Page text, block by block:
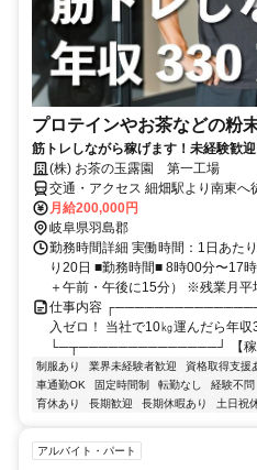
プロテインやお茶などの粉
筋トレしながら稼げます！未経験歓
(株) お茶の玉露園 第一工場
交通・アクセス 細畑駅より南東へ
月給200,000円
岐阜県羽島郡
勤務時間詳細 実働時間：1日あた
り20日 ■勤務時間■ 8時00分〜17
＋午前・午後に15分） ※残業月平
仕事内容
入ゼロ！ 当社で10㎏運んだら年収
└─┬──────────────┘ 【稼ぎ
制服あり 業界未経験者歓迎 資格取得支援
車通勤OK
固定時間制 転勤なし 経験不問
育休あり
長期歓迎 長期休暇あり 土日祝
アルバイト・パート